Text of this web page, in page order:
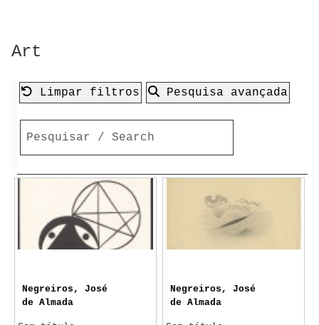
Art
Limpar filtros Pesquisa avançada
Negreiros, José
de Almada
Negreiros, José
de Almada